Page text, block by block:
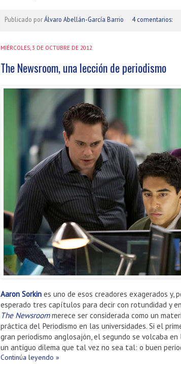
Publicado porÁlvaro Abellán-García Barrio 4 comentarios:
MIÉRCOLES, 3 DE OCTUBRE DE 2012
The Newsroom, una lección de periodismo
Aaron Sorkin es uno de esos creadores exagerados y,
esperado tres capítulos para decir con rotundidad y
The Newsroommerece ser considerada como un
práctica del Periodismo en las universidades. Si el
gran periodismo anglosajón, el segundo se volcaba en
un antiguo dilema que tal vez no sea tal: o buen
Continúa leyendo »